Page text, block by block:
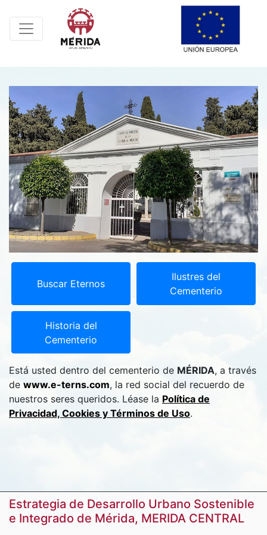
Buscar Eternos
Ilustres del
Cementerio
Historia del
Cementerio
Está usted dentro del cementerio de MÉRIDA, a través
de www.e-terns.com, la red social del recuerdo de
nuestros seres queridos. Léase la Política de
Privacidad, Cookies y Términos de Uso.
Estrategia de Desarrollo Urbano Sostenible
e Integrado de Mérida, MERIDA CENTRAL